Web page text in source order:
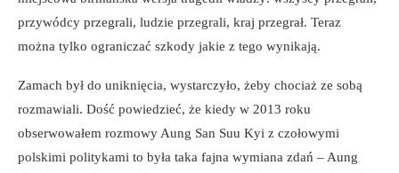
przywódcy przegrali, ludzie przegrali, kraj przegrał. Teraz
można tylko ograniczać szkody jakie z tego wynikają.
Zamach był do uniknięcia, wystarczyło, żeby chociaż ze sobą
rozmawiali. Dość powiedzieć, że kiedy w 2013 roku
obserwowałem rozmowy Aung San Suu Kyi z czołowymi
polskimi politykami to była taka fajna wymiana zdań – Aung